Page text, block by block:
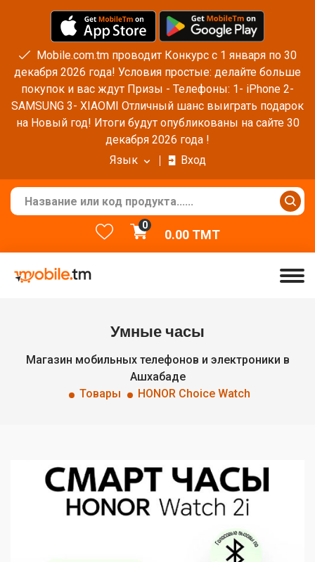
Mobile.com.tm проводит Конкурс с 1 января по 30
декабря 2026 года! Условия простые: делайте больше
покупок и вас ждут Призы - Телефоны: 1- iPhone 2-
SAMSUNG 3- XIAOMI Отличный шанс выиграть подарок
на Новый год! Итоги будут опубликованы на сайте 30
декабря 2026 года !
Язык
Вход
0
0.00TMT
Умные часы
Магазин мобильных телефонов и электроники в
Ашхабаде
Товары
HONOR Choice Watch